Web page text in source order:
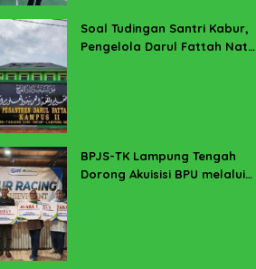
Soal Tudingan Santri Kabur,
Pengelola Darul Fattah Natar
BPJS-TK Lampung Tengah
Dorong Akuisisi BPU melalui